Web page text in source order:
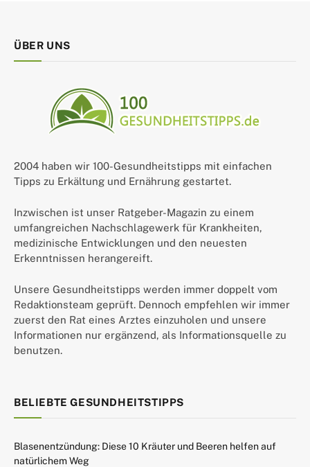
ÜBER UNS
2004 haben wir 100-Gesundheitstipps mit einfachen
Tipps zu Erkältung und Ernährung gestartet.
Inzwischen ist unser Ratgeber-Magazin zu einem
umfangreichen Nachschlagewerk für Krankheiten,
medizinische Entwicklungen und den neuesten
Erkenntnissen herangereift.
Unsere Gesundheitstipps werden immer doppelt vom
Redaktionsteam geprüft. Dennoch empfehlen wir immer
zuerst den Rat eines Arztes einzuholen und unsere
Informationen nur ergänzend, als Informationsquelle zu
benutzen.
BELIEBTE GESUNDHEITSTIPPS
Blasenentzündung: Diese 10 Kräuter und Beeren helfen auf
natürlichem Weg